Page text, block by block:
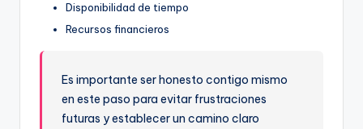
Disponibilidad de tiempo
Recursos financieros
Es importante ser honesto contigo mismo
en este paso para evitar frustraciones
futuras y establecer un camino claro